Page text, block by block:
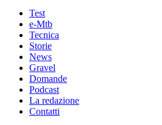
Test
e-Mtb
Tecnica
Storie
News
Gravel
Domande
Podcast
La redazione
Contatti